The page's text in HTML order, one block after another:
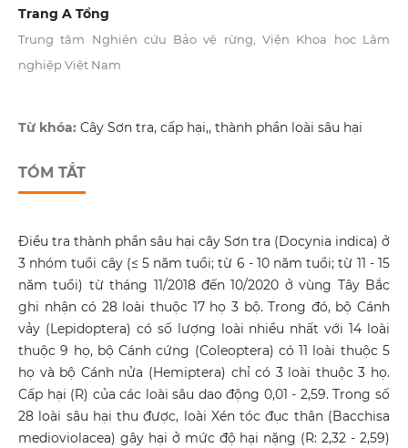
Trang A Tổng
Trung tâm Nghiên cứu Bảo vệ rừng, Viện Khoa học Lâm
nghiệp Việt Nam
Từ khóa: Cây Sơn tra, cấp hại,, thành phần loài sâu hại
TÓM TẮT
Điều tra thành phần sâu hại cây Sơn tra (Docynia indica) ở
3 nhóm tuổi cây (≤ 5 năm tuổi; từ 6 - 10 năm tuổi; từ 11 - 15
năm tuổi) từ tháng 11/2018 đến 10/2020 ở vùng Tây Bắc
ghi nhận có 28 loài thuộc 17 họ 3 bộ. Trong đó, bộ Cánh
vảy (Lepidoptera) có số lượng loài nhiều nhất với 14 loài
thuộc 9 họ, bộ Cánh cứng (Coleoptera) có 11 loài thuộc 5
họ và bộ Cánh nửa (Hemiptera) chỉ có 3 loài thuộc 3 họ.
Cấp hại (R) của các loài sâu dao động 0,01 - 2,59. Trong số
28 loài sâu hại thu được, loài Xén tóc đục thân (Bacchisa
medioviolacea) gây hại ở mức độ hại nặng (R: 2,32 - 2,59)